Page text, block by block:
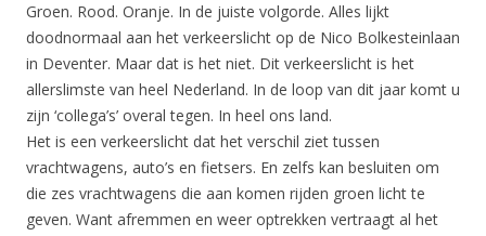
Groen. Rood. Oranje. In de juiste volgorde. Alles lijkt
doodnormaal aan het verkeerslicht op de Nico Bolkesteinlaan
in Deventer. Maar dat is het niet. Dit verkeerslicht is het
allerslimste van heel Nederland. In de loop van dit jaar komt u
zijn ‘collega’s’ overal tegen. In heel ons land.
Het is een verkeerslicht dat het verschil ziet tussen
vrachtwagens, auto’s en fietsers. En zelfs kan besluiten om
die zes vrachtwagens die aan komen rijden groen licht te
geven. Want afremmen en weer optrekken vertraagt al het